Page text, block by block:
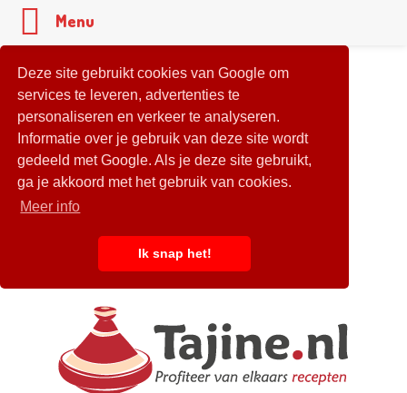
Deze site gebruikt cookies van Google om
services te leveren, advertenties te
personaliseren en verkeer te analyseren.
Informatie over je gebruik van deze site wordt
gedeeld met Google. Als je deze site gebruikt,
ga je akkoord met het gebruik van cookies.
Meer info
Ik snap het!
Menu